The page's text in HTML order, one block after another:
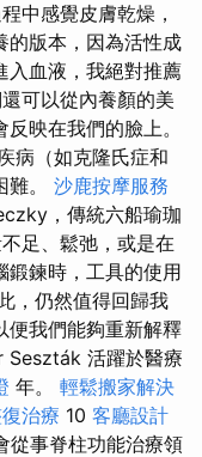
中感覺皮膚乾燥，
的版本，因為活性成
入血液，我絕對推薦
可以從內養顏的美
映在我們的臉上。
病（如克隆氏症和
。 沙鹿按摩服務
，傳統六船瑜珈
足、鬆弛，或是在
鍛鍊時，工具的使用
，仍然值得回歸我
便我們能夠重新解釋
Seszták 活躍於醫療
年。 輕鬆搬家解決
治療 10 客廳設計
從事脊柱功能治療領